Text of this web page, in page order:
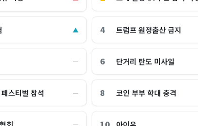
▲ 4 트럼프 원정출산 금지
― 6 단거리 탄도 미사일
스티벌 참석 ― 8 코인 부부 학대 충격
―